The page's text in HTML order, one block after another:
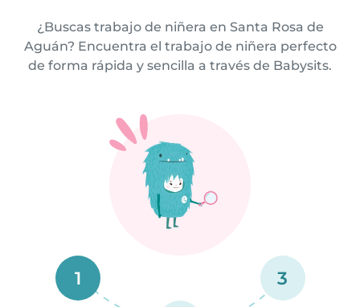
¿Buscas trabajo de niñera en Santa Rosa de
Aguán? Encuentra el trabajo de niñera perfecto
de forma rápida y sencilla a través de Babysits.
1 3